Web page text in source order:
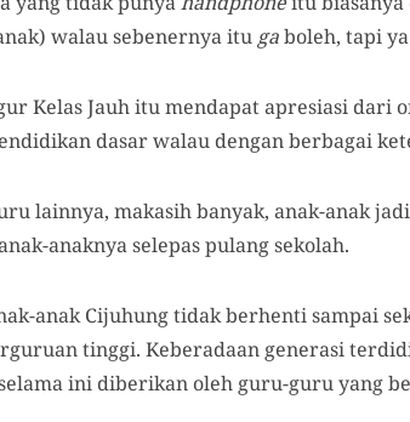
walau sebenernya itu gaboleh, tapi
Kelas Jauh itu mendapat apresiasi dari
dasar walau dengan berbagai
lainnya, makasih banyak, anak-anak
anaknya selepas pulang sekolah.
anak Cijuhung tidak berhenti sampai
tinggi. Keberadaan generasi
ini diberikan oleh guru-guru yang